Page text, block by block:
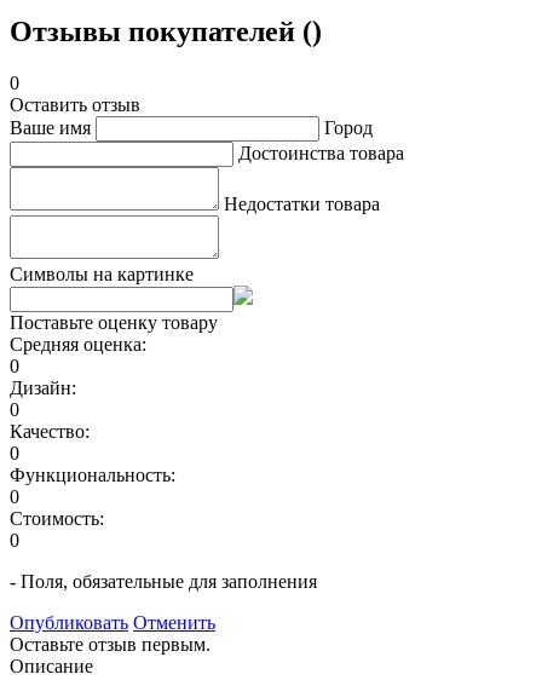
Отзывы покупателей ()
0
Оставить отзыв
Ваше имя
Город
Достоинства товара
Недостатки товара
Символы на картинке
Поставьте оценку товару
Средняя оценка:
0
Дизайн:
0
Качество:
0
Функциональность:
0
Стоимость:
0
- Поля, обязательные для заполнения
Опубликовать Отменить
Оставьте отзыв первым.
Описание